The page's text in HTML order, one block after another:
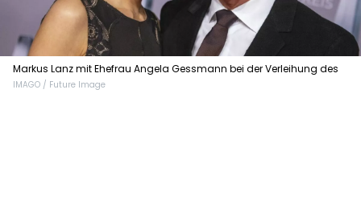
Markus Lanz mit Ehefrau Angela Gessmann bei der Verleihung des
Deutschen Fernsehpreises 2016
IMAGO / Future Image